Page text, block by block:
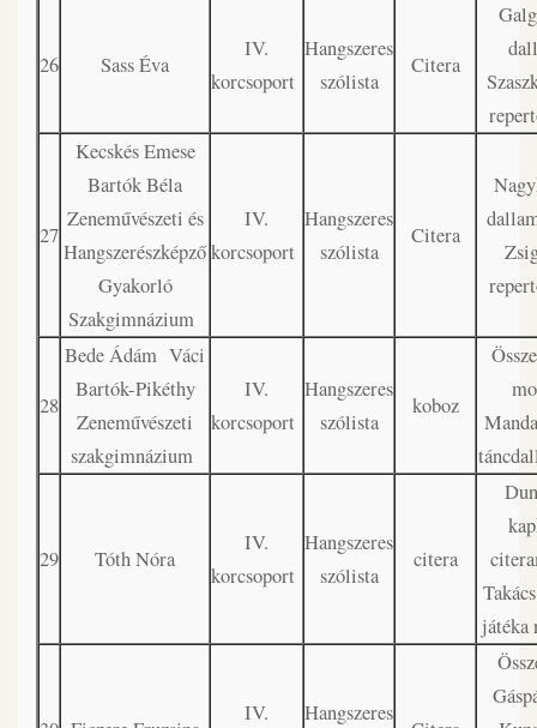
26 Sass Éva
IV.
korcsoport
Hangszeres
szólista
Citera
27
Kecskés Emese
Bartók Béla
Zeneművészeti és
Hangszerészképző
Gyakorló
Szakgimnázium
IV.
korcsoport
Hangszeres
szólista
Citera
28
Bede Ádám Váci
Bartók-Pikéthy
Zeneművészeti
szakgimnázium
IV.
korcsoport
Hangszeres
szólista
koboz
29 Tóth Nóra
IV.
korcsoport
Hangszeres
szólista
citera
játéka
IV.
Hangszeres